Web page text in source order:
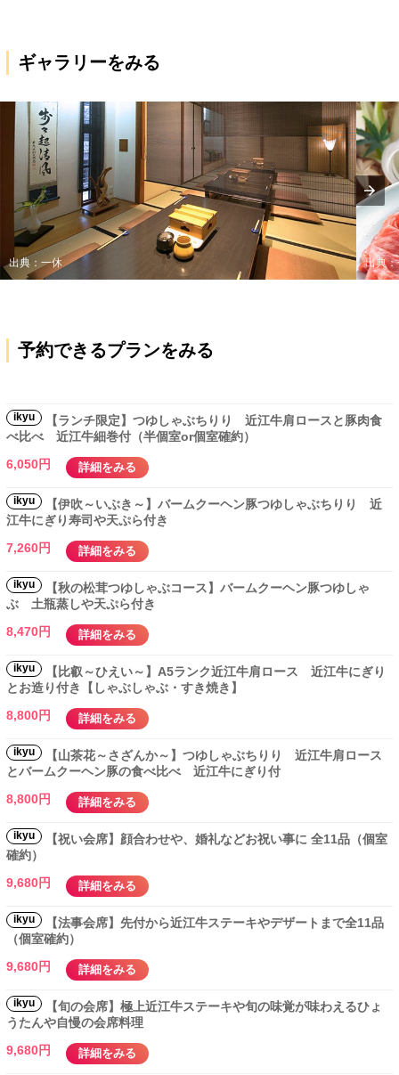
ギャラリーをみる
出典：一休 出典
予約できるプランをみる
ikyu
【ランチ限定】つゆしゃぶちりり 近江牛肩ロースと豚肉食
べ比べ 近江牛細巻付（半個室or個室確約）
6,050円
詳細をみる
ikyu
【伊吹～いぶき～】バームクーヘン豚つゆしゃぶちりり 近
江牛にぎり寿司や天ぷら付き
7,260円
詳細をみる
ikyu
【秋の松茸つゆしゃぶコース】バームクーヘン豚つゆしゃ
ぶ 土瓶蒸しや天ぷら付き
8,470円
詳細をみる
ikyu
【比叡～ひえい～】A5ランク近江牛肩ロース 近江牛にぎり
とお造り付き【しゃぶしゃぶ・すき焼き】
8,800円
詳細をみる
ikyu
【山茶花～さざんか～】つゆしゃぶちりり 近江牛肩ロース
とバームクーヘン豚の食べ比べ 近江牛にぎり付
8,800円
詳細をみる
ikyu
【祝い会席】顔合わせや、婚礼などお祝い事に 全11品（個室
確約）
9,680円
詳細をみる
ikyu
【法事会席】先付から近江牛ステーキやデザートまで全11品
（個室確約）
9,680円
詳細をみる
ikyu
【旬の会席】極上近江牛ステーキや旬の味覚が味わえるひょ
うたんや自慢の会席料理
9,680円
詳細をみる